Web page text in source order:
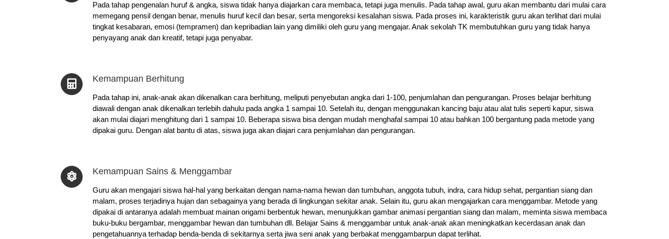
Pada tahap pengenalan huruf & angka, siswa tidak hanya diajarkan cara membaca, tetapi juga menulis. Pada tahap awal, guru akan membantu dari mulai cara
memegang pensil dengan benar, menulis huruf kecil dan besar, serta mengoreksi kesalahan siswa. Pada proses ini, karakteristik guru akan terlihat dari mulai
tingkat kesabaran, emosi (tempramen) dan kepribadian lain yang dimiliki oleh guru yang mengajar. Anak sekolah TK membutuhkan guru yang tidak hanya
penyayang anak dan kreatif, tetapi juga penyabar.
Kemampuan Berhitung
Pada tahap ini, anak-anak akan dikenalkan cara berhitung, meliputi penyebutan angka dari 1-100, penjumlahan dan pengurangan. Proses belajar berhitung
diawali dengan anak dikenalkan terlebih dahulu pada angka 1 sampai 10. Setelah itu, dengan menggunakan kancing baju atau alat tulis seperti kapur, siswa
akan mulai diajari menghitung dari 1 sampai 10. Beberapa siswa bisa dengan mudah menghafal sampai 10 atau bahkan 100 bergantung pada metode yang
dipakai guru. Dengan alat bantu di atas, siswa juga akan diajari cara penjumlahan dan pengurangan.
Kemampuan Sains & Menggambar
Guru akan mengajari siswa hal-hal yang berkaitan dengan nama-nama hewan dan tumbuhan, anggota tubuh, indra, cara hidup sehat, pergantian siang dan
malam, proses terjadinya hujan dan sebagainya yang berada di lingkungan sekitar anak. Selain itu, guru akan mengajarkan cara menggambar. Metode yang
dipakai di antaranya adalah membuat mainan origami berbentuk hewan, menunjukkan gambar animasi pergantian siang dan malam, meminta siswa membaca
buku-buku bergambar, menggambar hewan dan tumbuhan dll. Belajar Sains & menggambar untuk anak-anak akan meningkatkan kecerdasan anak dan
pengetahuannya terhadap benda-benda di sekitarnya serta jiwa seni anak yang berbakat menggambarpun dapat terlihat.